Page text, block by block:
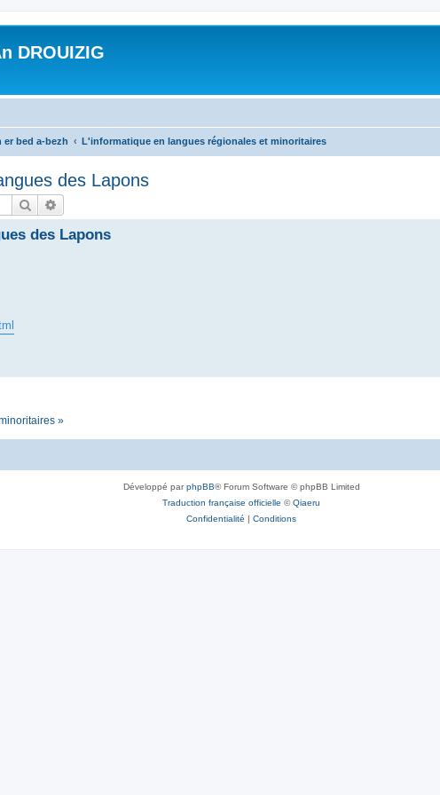
DROUIZIG
bed a-bezh L'informatique en langues régionales et minoritaires
des Lapons
Rechercher
des Lapons
»
Développé parphpBB® Forum Software © phpBB Limited
Traduction française officielle ©Qiaeru
Confidentialité | Conditions